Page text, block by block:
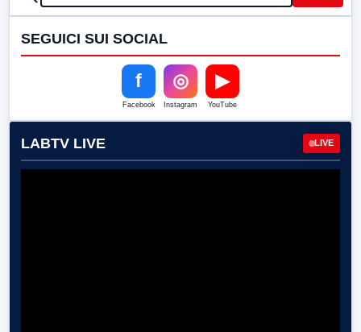
SEGUICI SUI SOCIAL
f
Facebook
◎
Instagram
▶
YouTube
LABTV LIVE LIVE